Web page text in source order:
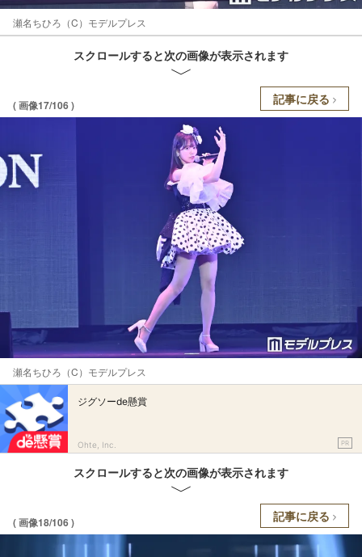
瀬名ちひろ（C）モデルプレス
スクロールすると次の画像が表示されます
( 画像17/106 ) 記事に戻る
瀬名ちひろ（C）モデルプレス
ジグソーde懸賞
Ohte, Inc. PR
スクロールすると次の画像が表示されます
( 画像18/106 ) 記事に戻る